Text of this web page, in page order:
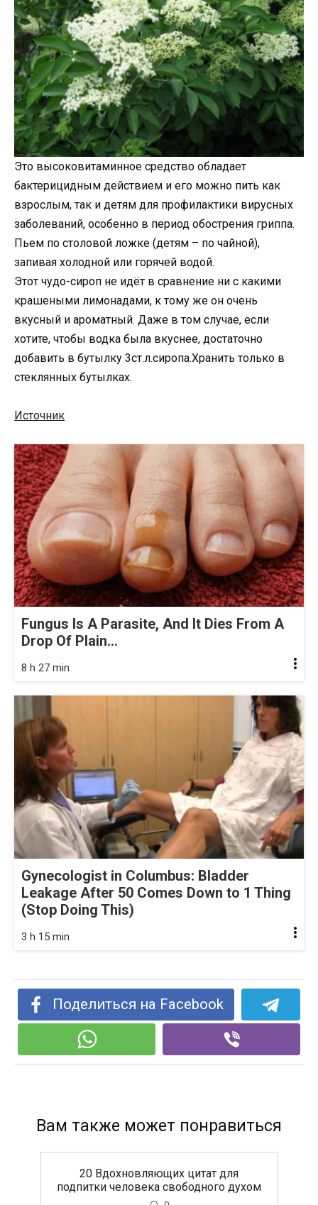
Это высоковитаминное средство обладает
бактерицидным действием и его можно пить как
взрослым, так и детям для профилактики вирусных
заболеваний, особенно в период обострения гриппа.
Пьем по столовой ложке (детям – по чайной),
запивая холодной или горячей водой.
Этот чудо-сироп не идёт в сравнение ни с какими
крашеными лимонадами, к тому же он очень
вкусный и ароматный. Даже в том случае, если
хотите, чтобы водка была вкуснее, достаточно
добавить в бутылку 3ст.л.сиропа.Хранить только в
стеклянных бутылках.
Источник
Fungus Is A Parasite, And It Dies From A
Drop Of Plain...
8 h 27 min
Gynecologist in Columbus: Bladder
Leakage After 50 Comes Down to 1 Thing
(Stop Doing This)
3 h 15 min
Поделиться на Facebook
Вам также может понравиться
20 Вдохновляющих цитат для
подпитки человека свободного духом